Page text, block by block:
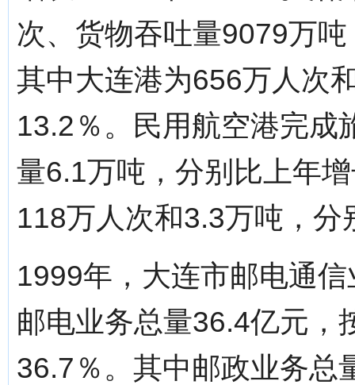
次、货物吞吐量9079万
其中大连港为656万人次
13.2％。民用航空港完成
量6.1万吨，分别比上年
118万人次和3.3万吨，
1999年，大连市邮电通
邮电业务总量36.4亿元，
36.7％。其中邮政业务总